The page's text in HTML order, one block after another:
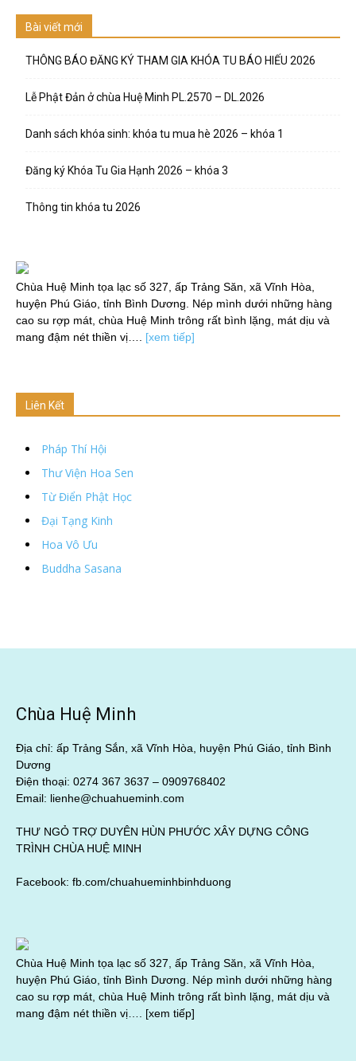
Bài viết mới
THÔNG BÁO ĐĂNG KÝ THAM GIA KHÓA TU BÁO HIẾU 2026
Lễ Phật Đản ở chùa Huệ Minh PL.2570 – DL.2026
Danh sách khóa sinh: khóa tu mua hè 2026 – khóa 1
Đăng ký Khóa Tu Gia Hạnh 2026 – khóa 3
Thông tin khóa tu 2026
Chùa Huệ Minh tọa lạc số 327, ấp Trảng Săn, xã Vĩnh Hòa,
huyện Phú Giáo, tỉnh Bình Dương. Nép mình dưới những hàng
cao su rợp mát, chùa Huệ Minh trông rất bình lặng, mát dịu và
mang đậm nét thiền vị…. [xem tiếp]
Liên Kết
Pháp Thí Hội
Thư Viện Hoa Sen
Từ Điển Phật Học
Đại Tạng Kinh
Hoa Vô Ưu
Buddha Sasana
Chùa Huệ Minh
Địa chỉ: ấp Trảng Sắn, xã Vĩnh Hòa, huyện Phú Giáo, tỉnh Bình
Dương
Điện thoại: 0274 367 3637 – 0909768402
Email: lienhe@chuahueminh.com
THƯ NGỎ TRỢ DUYÊN HÙN PHƯỚC XÂY DỰNG CÔNG
TRÌNH CHÙA HUỆ MINH
Facebook: fb.com/chuahueminhbinhduong
Chùa Huệ Minh tọa lạc số 327, ấp Trảng Săn, xã Vĩnh Hòa,
huyện Phú Giáo, tỉnh Bình Dương. Nép mình dưới những hàng
cao su rợp mát, chùa Huệ Minh trông rất bình lặng, mát dịu và
mang đậm nét thiền vị…. [xem tiếp]